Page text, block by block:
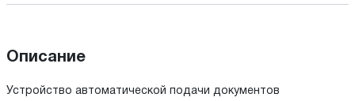
Описание
Устройство автоматической подачи документов